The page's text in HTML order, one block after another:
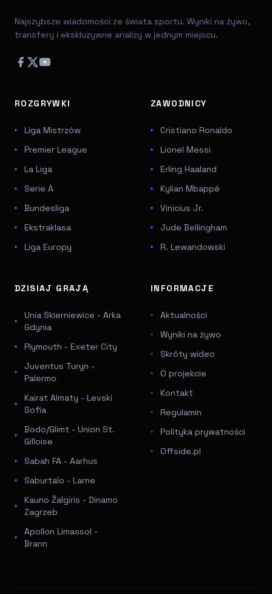
Najszybsze wiadomości ze świata sportu. Wyniki na żywo,
transfery i ekskluzywne analizy w jednym miejscu.
ROZGRYWKI
Liga Mistrzów
Premier League
La Liga
Serie A
Bundesliga
Ekstraklasa
Liga Europy
ZAWODNICY
Cristiano Ronaldo
Lionel Messi
Erling Haaland
Kylian Mbappé
Vinicius Jr.
Jude Bellingham
R. Lewandowski
DZISIAJ GRAJĄ
Unia Skierniewice - Arka
Gdynia
Plymouth - Exeter City
Juventus Turyn -
Palermo
Kairat Almaty - Levski
Sofia
Bodo/Glimt - Union St.
Gilloise
Sabah FA - Aarhus
Saburtalo - Larne
Kauno Žalgiris - Dinamo
Zagrzeb
Apollon Limassol -
Brann
INFORMACJE
Aktualności
Wyniki na żywo
Skróty wideo
O projekcie
Kontakt
Regulamin
Polityka prywatności
Offside.pl